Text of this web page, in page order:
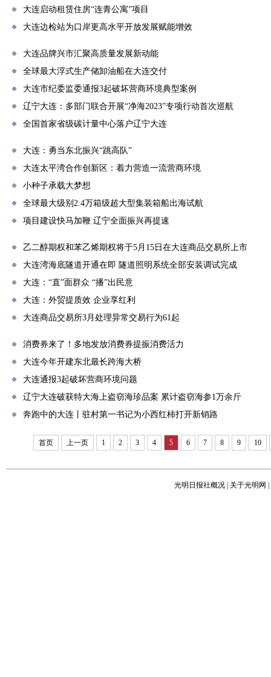
大连启动租赁住房“连青公寓”项目
大连边检站为口岸更高水平开放发展赋能增效
大连品牌兴市汇聚高质量发展新动能
全球最大浮式生产储卸油船在大连交付
大连市纪委监委通报3起破坏营商环境典型案例
辽宁大连：多部门联合开展“净海2023”专项行动首次巡航
全国首家省级碳计量中心落户辽宁大连
大连：勇当东北振兴“跳高队”
大连太平湾合作创新区：着力营造一流营商环境
小种子承载大梦想
全球最大级别2.4万箱级超大型集装箱船出海试航
项目建设快马加鞭 辽宁全面振兴再提速
乙二醇期权和苯乙烯期权将于5月15日在大连商品交易所上市
大连湾海底隧道开通在即 隧道照明系统全部安装调试完成
大连：“直”面群众 “播”出民意
大连：外贸提质效 企业享红利
大连商品交易所3月处理异常交易行为61起
消费券来了！多地发放消费券提振消费活力
大连今年开建东北最长跨海大桥
大连通报3起破坏营商环境问题
辽宁大连破获特大海上盗窃海珍品案 累计盗窃海参1万余斤
奔跑中的大连丨驻村第一书记为小西红柿打开新销路
首页 上一页 1 2 3 4 5 6 7 8 9 10
光明日报社概况 关于光明网